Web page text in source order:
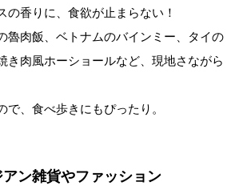
の香りに、食欲が止まらない！
魯肉飯、ベトナムのバインミー、タイの
き肉風ホーショールなど、現地さながら
で、食べ歩きにもぴったり。
ン雑貨やファッション